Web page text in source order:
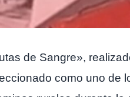
de Sangre»,
como uno de